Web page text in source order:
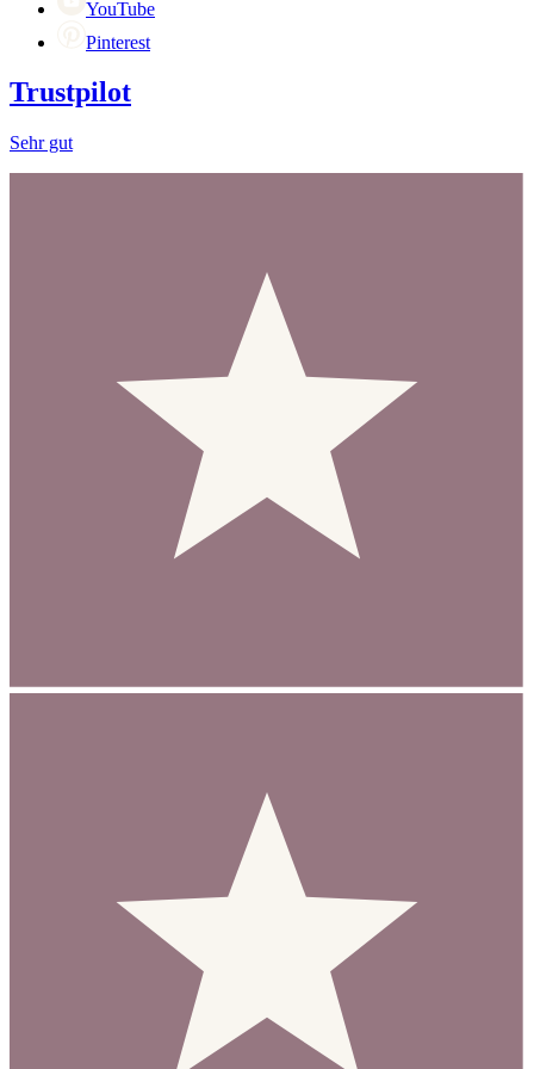
YouTube
Pinterest
Trustpilot
Sehr gut